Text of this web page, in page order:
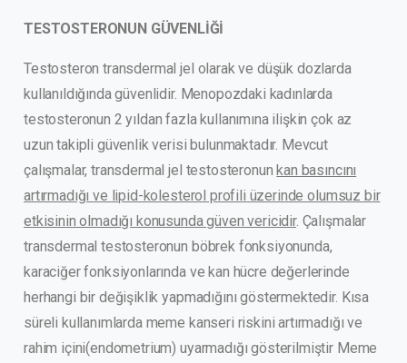
TESTOSTERONUN GÜVENLİĞİ
Testosteron transdermal jel olarak ve düşük dozlarda
kullanıldığında güvenlidir. Menopozdaki kadınlarda
testosteronun 2 yıldan fazla kullanımına ilişkin çok az
uzun takipli güvenlik verisi bulunmaktadır. Mevcut
çalışmalar, transdermal jel testosteronunkan basıncını
artırmadığı ve lipid-kolesterol profili üzerinde olumsuz bir
etkisinin olmadığı konusunda güven vericidir. Çalışmalar
transdermal testosteronun böbrek fonksiyonunda,
karaciğer fonksiyonlarında ve kan hücre değerlerinde
herhangi bir değişiklik yapmadığını göstermektedir. Kısa
süreli kullanımlarda meme kanseri riskini artırmadığı ve
rahim içini(endometrium) uyarmadığı gösterilmiştir Meme